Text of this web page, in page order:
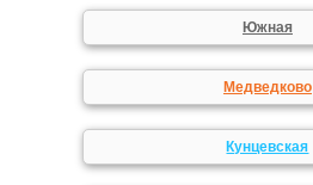
Южная
Медведково
Кунцевская